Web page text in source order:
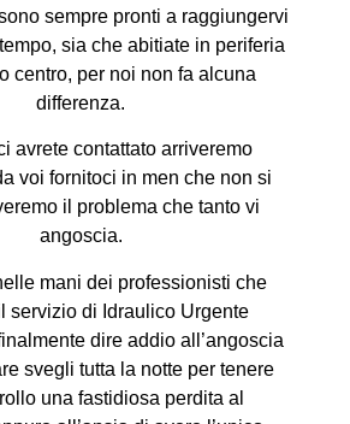
sempre pronti a raggiungervi
sia che abitiate in periferia
centro, per noi non fa alcuna
differenza.
avrete contattato arriveremo
voi fornitoci in men che non si
il problema che tanto vi
angoscia.
mani dei professionisti che
servizio di Idraulico Urgente
dire addio all’angoscia
svegli tutta la notte per tenere
una fastidiosa perdita al